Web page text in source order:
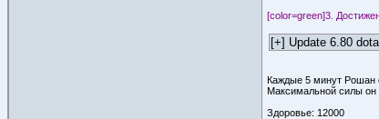
[color=green]3.
Каждые 5 минут Рошан
Максимальной силы он
Здоровье: 12000